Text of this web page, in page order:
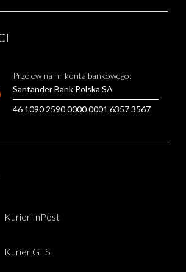
Przelew na nr konta bankowego:
Santander Bank Polska SA
46 1090 2590 0000 0001 6357 3567
Kurier InPost
Kurier GLS